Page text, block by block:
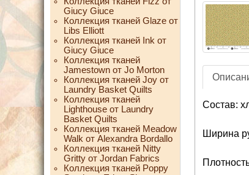
Giucy Giuce
Коллекция тканей Glaze от
Libs Elliott
Коллекция тканей Ink от
Giucy Giuce
Коллекция тканей
Jamestown от Jo Morton
Коллекция тканей Joy от
Laundry Basket Quilts
Коллекция тканей
Lighthouse от Laundry
Basket Quilts
Коллекция тканей Meadow
Walk от Alexandra Bordallo
Коллекция тканей Nitty
Gritty от Jordan Fabrics
Коллекция тканей Poppy
Состав:
Ширина